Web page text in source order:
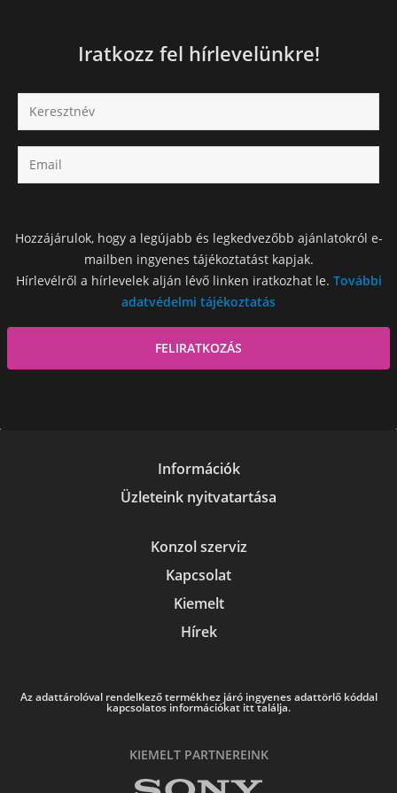
Iratkozz fel hírlevelünkre!
Hozzájárulok, hogy a legújabb és legkedvezőbb ajánlatokról e-
mailben ingyenes tájékoztatást kapjak.
Hírlevélről a hírlevelek alján lévő linken iratkozhat le. További
adatvédelmi tájékoztatás
Információk
Üzleteink nyitvatartása
Konzol szerviz
Kapcsolat
Kiemelt
Hírek
Az adattárolóval rendelkező termékhez járó ingyenes adattörlő kóddal
kapcsolatos információkat itt találja.
KIEMELT PARTNEREINK